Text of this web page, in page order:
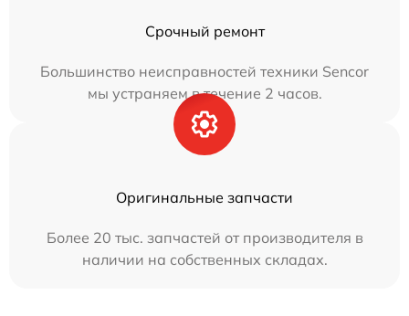
Срочный ремонт
Большинство неисправностей техники Sencor
мы устраняем в течение 2 часов.
Оригинальные запчасти
Более 20 тыс. запчастей от производителя в
наличии на собственных складах.